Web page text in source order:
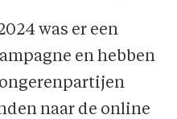
was er een
en hebben
naar de online